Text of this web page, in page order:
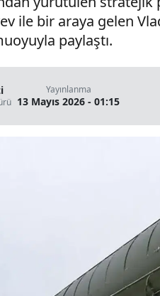
ile bir araya gelen
paylaştı.
Yayınlanma
13 Mayıs 2026 - 01:15